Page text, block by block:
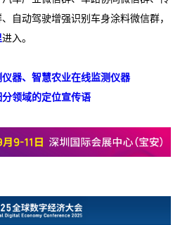
自动驾驶增强识别车身涂料微信群，
进入。
器、智慧农业在线监测仪器
领域的定位宣传语